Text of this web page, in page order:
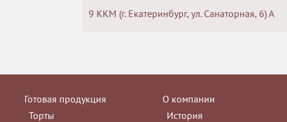
9 ККМ (г. Екатеринбург, ул. Санаторная, 6) А
Готовая продукция
Торты
О компании
История